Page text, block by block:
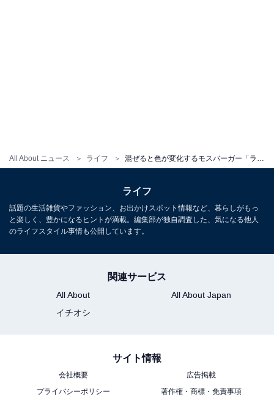
All About ニュース ライフ
色の変化を楽しめるハーブティーは他にもある
色が変化するハーブティーは、「マロウブルー」などほ
と。淡い青から紫、そしてピンクへと色が変化するの
で、「夜明けのハーブティー」とも呼ばれます。
は、紅茶専門店などで販売されています。ティーバッグ
を購入すれば、ご自宅でもハーブティーの色の変化を楽
しむことができます。グラスの中でグラデーションを描
ライフ
話題の生活雑貨やファッション、お出かけスポット情報など、暮らしがもっ
と楽しく、豊かになるヒントが満載。編集部が独自調査した、気になる他人
のライフスタイル事情も公開しています。
関連サービス
All About
All About Japan
イチオシ
サイト情報
会社概要
広告掲載
プライバシーポリシー
著作権・商標・免責事項